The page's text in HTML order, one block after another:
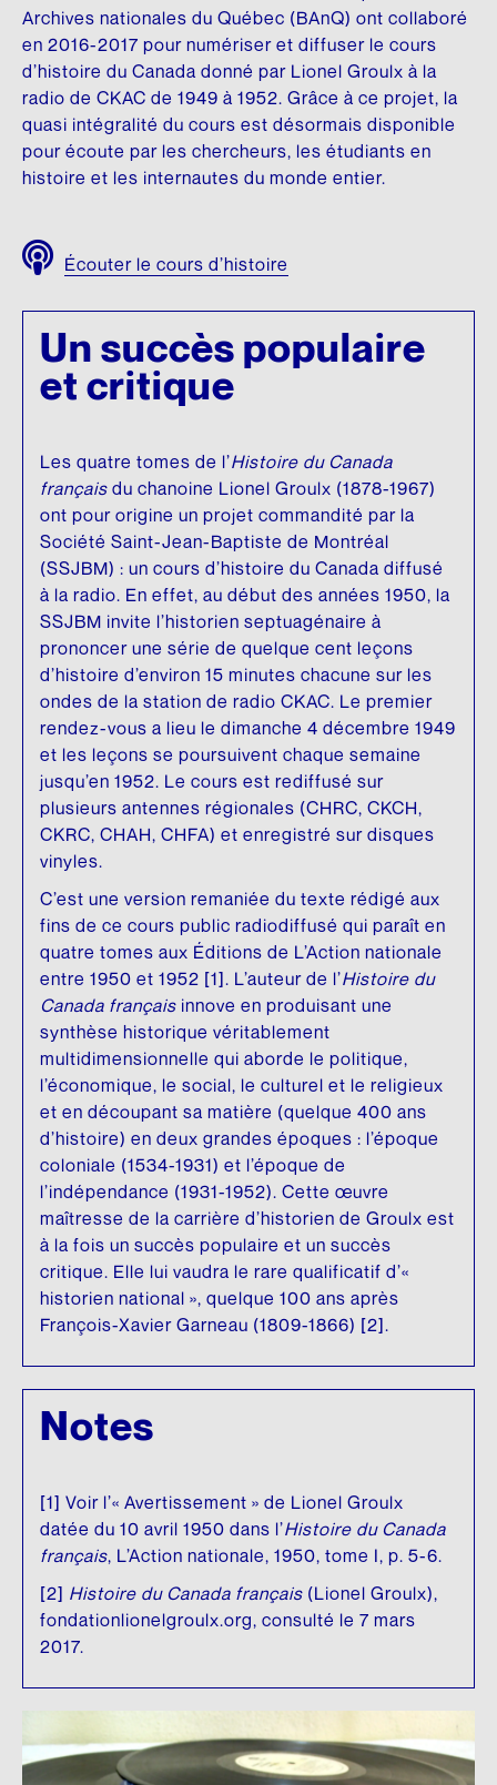
Conseil d’administration
Comité scientifique
Membres honoraires
ESPACE DE PRESSE
Rapports annuels
Logo et guide de normes
UN RICHE HÉRITAGE
Bibliothèque
Fonds d’archives
HISTOIRE DU QUÉBEC
Mémoires et thèses
Répertoire de films
Répertoire de sites
LANGUE FRANÇAISE
La question linguistique au Québec
CHANTIER WIKIPÉDIA
Articles de la Fondation
Formation et tutoriels
CULTURE QUÉBÉCOISE
Les prix Lionel-Groulx
Le prix Jean-Éthier-Blais
EXPOSITIONS
De Gaulle et le Québec
Le métro, véhicule de notre histoire
Nos géants : l’exposition
SON ŒUVRE
Brochures
Écrits personnels
Essais divers
Histoire
Traductions
SA BIBLIOTHÈQUE
Brochures
ARCHIVES AUDIOVISUELLES
Le Chanoine Lionel Groulx, historien
Cours d’histoire donné par Groulx à CKAC
UNE FIGURE MARQUANTE
NOUS SUIVRE
Facebook
Instagram
LinkedIn
INFOLETTRE
Premier don majeur en culture
REMERCIEMENTS
Donateurs et donatrices
Dons des députés
CRÉDIT D’IMPÔT ADDITIONNEL
Archives nationales du Québec (BAnQ) ont collaboré
en 2016-2017 pour numériser et diffuser le cours
d’histoire du Canada donné par Lionel Groulx à la
radio de CKAC de 1949 à 1952. Grâce à ce projet, la
quasi intégralité du cours est désormais disponible
pour écoute par les chercheurs, les étudiants en
histoire et les internautes du monde entier.
Écouter le cours d’histoire
Un succès populaire
et critique
Les quatre tomes de l’Histoire du Canada
français du chanoine Lionel Groulx (1878-1967)
ont pour origine un projet commandité par la
Société Saint-Jean-Baptiste de Montréal
(SSJBM) : un cours d’histoire du Canada diffusé
à la radio. En effet, au début des années 1950, la
SSJBM invite l’historien septuagénaire à
prononcer une série de quelque cent leçons
d’histoire d’environ 15 minutes chacune sur les
ondes de la station de radio CKAC. Le premier
rendez-vous a lieu le dimanche 4 décembre 1949
et les leçons se poursuivent chaque semaine
jusqu’en 1952. Le cours est rediffusé sur
plusieurs antennes régionales (CHRC, CKCH,
CKRC, CHAH, CHFA) et enregistré sur disques
vinyles.
C’est une version remaniée du texte rédigé aux
fins de ce cours public radiodiffusé qui paraît en
quatre tomes aux Éditions de L’Action nationale
entre 1950 et 1952 [1]. L’auteur de l’Histoire du
Canada français innove en produisant une
synthèse historique véritablement
multidimensionnelle qui aborde le politique,
l’économique, le social, le culturel et le religieux
et en découpant sa matière (quelque 400 ans
d’histoire) en deux grandes époques : l’époque
coloniale (1534-1931) et l’époque de
l’indépendance (1931-1952). Cette œuvre
maîtresse de la carrière d’historien de Groulx est
à la fois un succès populaire et un succès
critique. Elle lui vaudra le rare qualificatif d’«
historien national », quelque 100 ans après
François-Xavier Garneau (1809-1866) [2].
Notes
[1] Voir l’« Avertissement » de Lionel Groulx
datée du 10 avril 1950 dans l’Histoire du Canada
français, L’Action nationale, 1950, tome I, p. 5-6.
[2] Histoire du Canada français (Lionel Groulx),
fondationlionelgroulx.org, consulté le 7 mars
2017.